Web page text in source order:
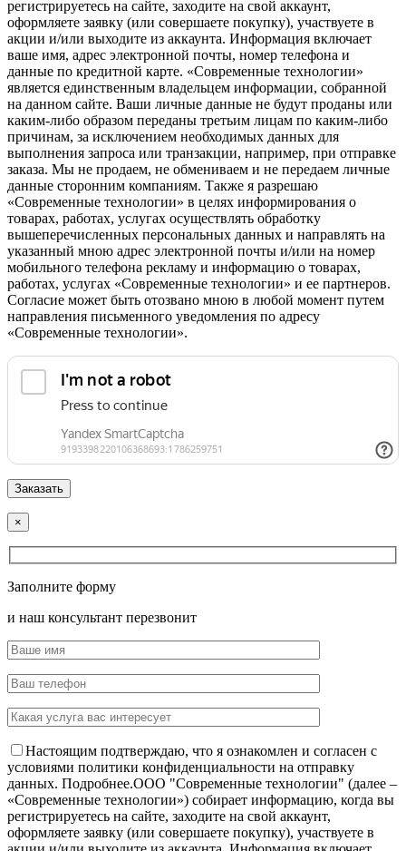
регистрируетесь на сайте, заходите на свой аккаунт,
оформляете заявку (или совершаете покупку), участвуете в
акции и/или выходите из аккаунта. Информация включает
ваше имя, адрес электронной почты, номер телефона и
данные по кредитной карте. «Современные технологии»
является единственным владельцем информации, собранной
на данном сайте. Ваши личные данные не будут проданы или
каким-либо образом переданы третьим лицам по каким-либо
причинам, за исключением необходимых данных для
выполнения запроса или транзакции, например, при отправке
заказа. Мы не продаем, не обмениваем и не передаем личные
данные сторонним компаниям. Также я разрешаю
«Современные технологии» в целях информирования о
товарах, работах, услугах осуществлять обработку
вышеперечисленных персональных данных и направлять на
указанный мною адрес электронной почты и/или на номер
мобильного телефона рекламу и информацию о товарах,
работах, услугах «Современные технологии» и ее партнеров.
Согласие может быть отозвано мною в любой момент путем
направления письменного уведомления по адресу
«Современные технологии».
×
Заполните форму
и наш консультант перезвонит
Настоящим подтверждаю, что я ознакомлен и согласен с
условиями политики конфиденциальности на отправку
данных. Подробнее.OOO "Современные технологии" (далее –
«Современные технологии») собирает информацию, когда вы
регистрируетесь на сайте, заходите на свой аккаунт,
оформляете заявку (или совершаете покупку), участвуете в